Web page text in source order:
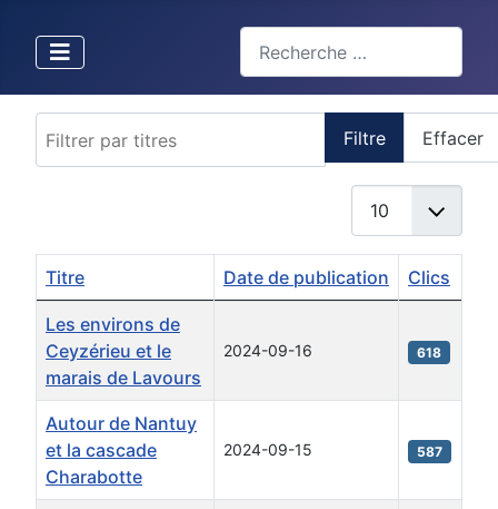
Type 2 or more characters for
Filtre Effacer
Articles
Titre Date de publication Clics
Les environs de
Ceyzérieu et le
marais de Lavours
2024-09-16 618
Autour de Nantuy
et la cascade
Charabotte
2024-09-15 587